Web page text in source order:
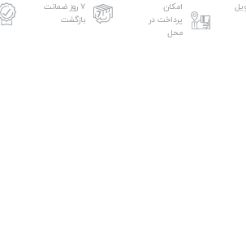
امکان
پرداخت در
محل
۷ روز ضمانت
بازگشت